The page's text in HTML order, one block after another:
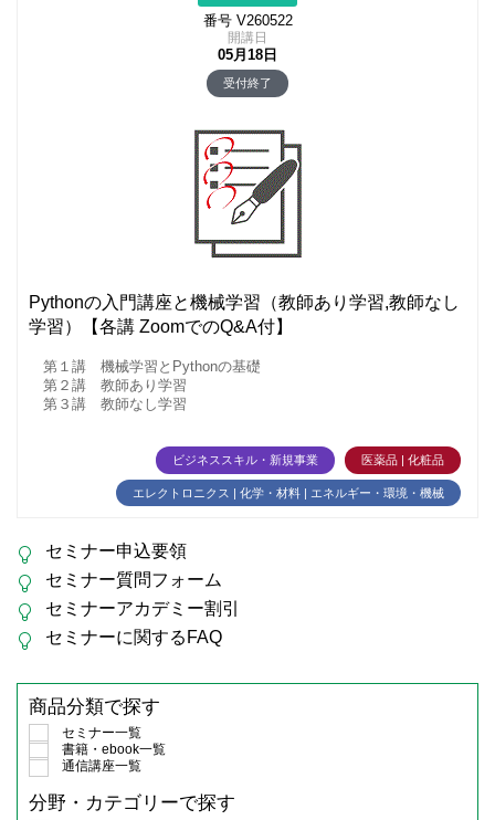
番号 V260522
開講日
05月18日
受付終了
Pythonの入門講座と機械学習（教師あり学習,教師なし
学習）【各講 ZoomでのQ&A付】
第１講 機械学習とPythonの基礎
第２講 教師あり学習
第３講 教師なし学習
ビジネススキル・新規事業 医薬品 | 化粧品
エレクトロニクス | 化学・材料 | エネルギー・環境・機械
セミナー申込要領
セミナー質問フォーム
セミナーアカデミー割引
セミナーに関するFAQ
商品分類で探す
セミナー一覧
書籍・ebook一覧
通信講座一覧
分野・カテゴリーで探す